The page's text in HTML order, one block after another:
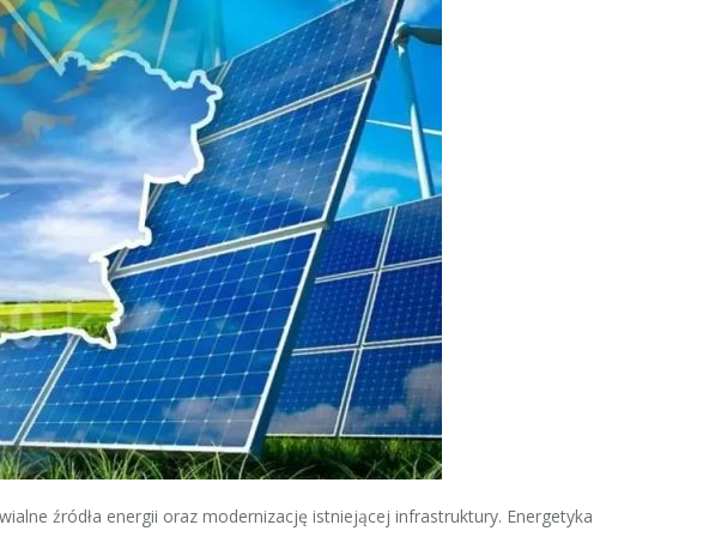
źródła energii oraz modernizację istniejącej infrastruktury. Energetyka